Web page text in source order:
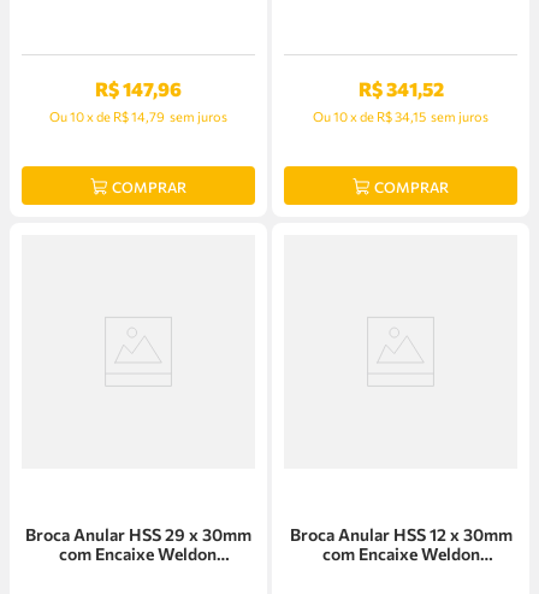
R$147,96
Ou10xde R$ 14,79 sem juros
COMPRAR
R$341,52
Ou10xde R$ 34,15 sem juros
COMPRAR
Broca Anular HSS 29 x 30mm
com Encaixe Weldon
Broca Anular HSS 12 x 30mm
com Encaixe Weldon